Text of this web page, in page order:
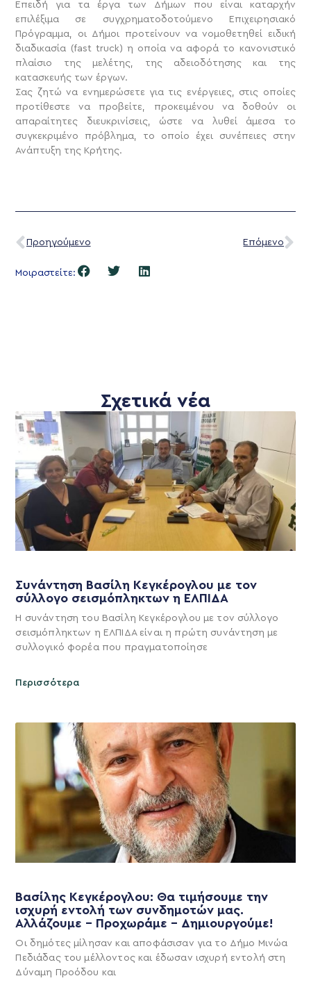
Επειδή για τα έργα των Δήμων που είναι καταρχήν
επιλέξιμα σε συγχρηματοδοτούμενο Επιχειρησιακό
Πρόγραμμα, οι Δήμοι προτείνουν να νομοθετηθεί ειδική
διαδικασία (fast truck) η οποία να αφορά το κανονιστικό
πλαίσιο της μελέτης, της αδειοδότησης και της
κατασκευής των έργων.
Σας ζητώ να ενημερώσετε για τις ενέργειες, στις οποίες
προτίθεστε να προβείτε, προκειμένου να δοθούν οι
απαραίτητες διευκρινίσεις, ώστε να λυθεί άμεσα το
συγκεκριμένο πρόβλημα, το οποίο έχει συνέπειες στην
Ανάπτυξη της Κρήτης.
Προηγούμενο Επόμενο
Μοιραστείτε:
Σχετικά νέα
Συνάντηση Βασίλη Κεγκέρογλου με τον
σύλλογο σεισμόπληκτων η ΕΛΠΙΔΑ
Η συνάντηση του Βασίλη Κεγκέρογλου με τον σύλλογο
σεισμόπληκτων η ΕΛΠΙΔΑ είναι η πρώτη συνάντηση με
συλλογικό φορέα που πραγματοποίησε
Περισσότερα
Βασίλης Κεγκέρογλου: Θα τιμήσουμε την
ισχυρή εντολή των συνδημοτών μας.
Αλλάζουμε – Προχωράμε – Δημιουργούμε!
Οι δημότες μίλησαν και αποφάσισαν για το Δήμο Μινώα
Πεδιάδας του μέλλοντος και έδωσαν ισχυρή εντολή στη
Δύναμη Προόδου και